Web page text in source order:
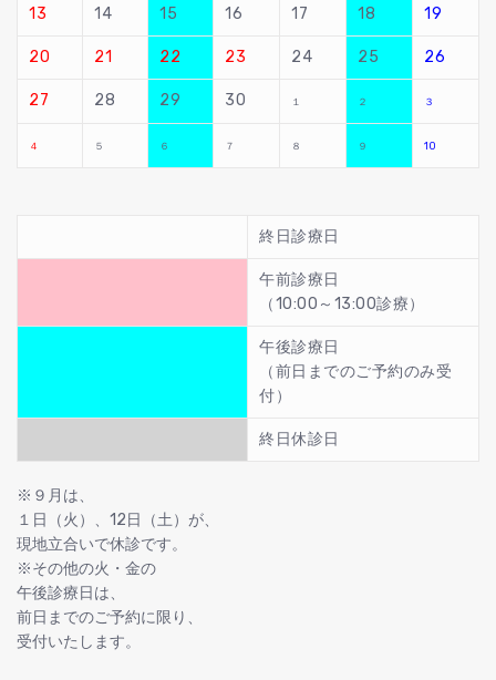
13 14 15 16 17 18 19
20 21 22 23 24 25 26
27 28 29 30 １ ２ ３
４ ５ ６ ７ ８ ９ 10
終日診療日
午前診療日
（10:00～13:00診療）
午後診療日
（前日までのご予約のみ受
付）
終日休診日
※９月は、
１日（火）、12日（土）が、
現地立合いで休診です。
※その他の火・金の
午後診療日は、
前日までのご予約に限り、
受付いたします。